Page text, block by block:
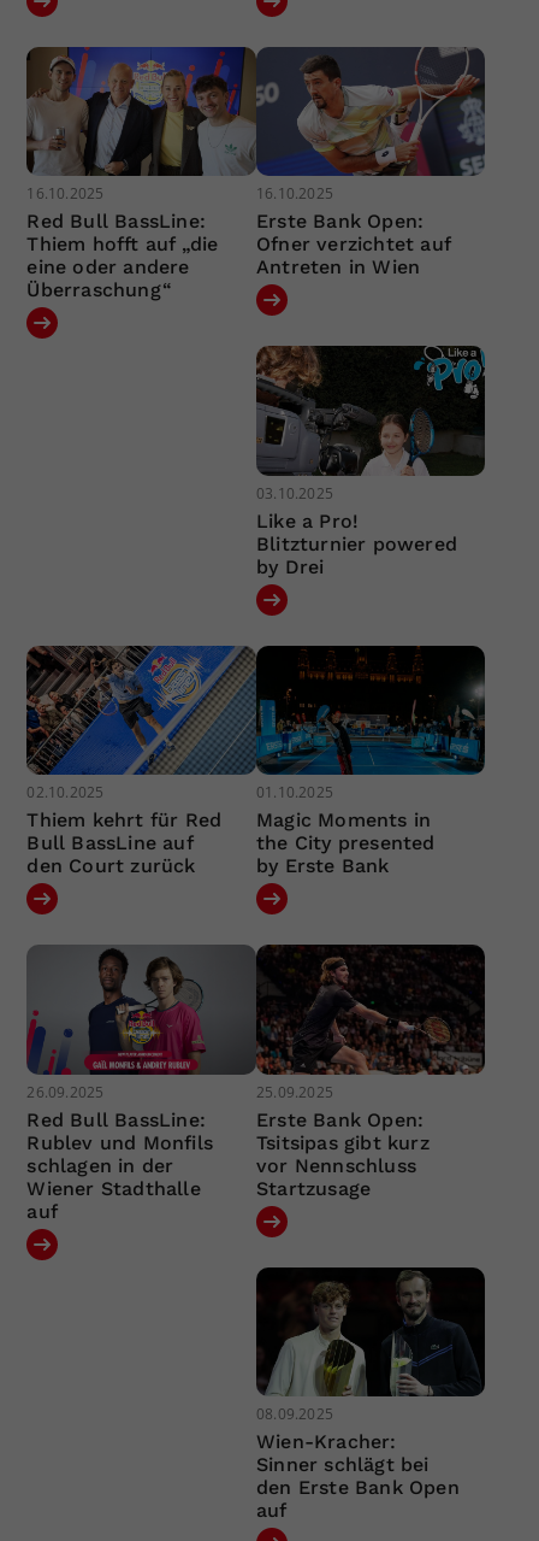
16.10.2025
Red Bull BassLine:
Thiem hofft auf „die
eine oder andere
Überraschung“
16.10.2025
Erste Bank Open:
Ofner verzichtet auf
Antreten in Wien
03.10.2025
Like a Pro!
Blitzturnier powered
by Drei
02.10.2025
Thiem kehrt für Red
Bull BassLine auf
den Court zurück
01.10.2025
Magic Moments in
the City presented
by Erste Bank
26.09.2025
Red Bull BassLine:
Rublev und Monfils
schlagen in der
Wiener Stadthalle
auf
25.09.2025
Erste Bank Open:
Tsitsipas gibt kurz
vor Nennschluss
Startzusage
08.09.2025
Wien-Kracher:
Sinner schlägt bei
den Erste Bank Open
auf